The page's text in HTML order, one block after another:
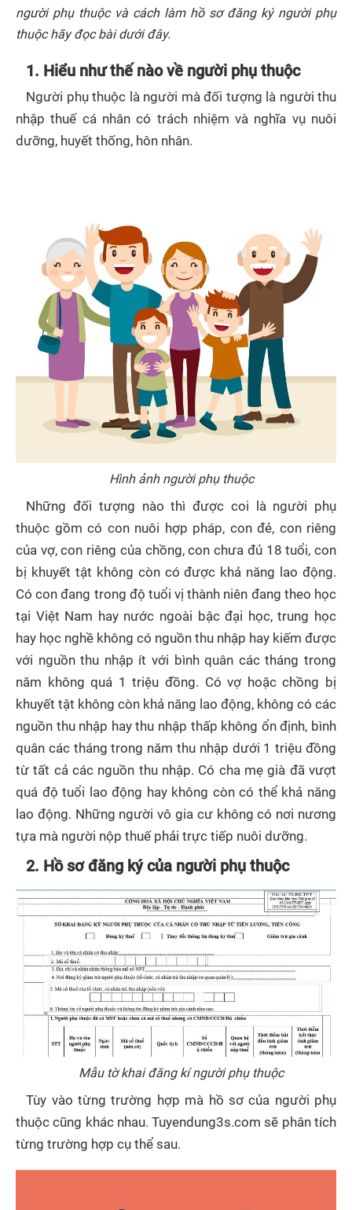
người phụ thuộc và cách làm hồ sơ đăng ký người phụ
thuộc hãy đọc bài dưới đây.
1. Hiểu như thế nào về người phụ thuộc
Người phụ thuộc là người mà đối tượng là người thu
nhập thuế cá nhân có trách nhiệm và nghĩa vụ nuôi
dưỡng, huyết thống, hôn nhân.
Hình ảnh người phụ thuộc
Những đối tượng nào thì được coi là người phụ
thuộc gồm có con nuôi hợp pháp, con đẻ, con riêng
của vợ, con riêng của chồng, con chưa đủ 18 tuổi, con
bị khuyết tật không còn có được khả năng lao động.
Có con đang trong độ tuổi vị thành niên đang theo học
tại Việt Nam hay nước ngoài bậc đại học, trung học
hay học nghề không có nguồn thu nhập hay kiếm được
với nguồn thu nhập ít với bình quân các tháng trong
năm không quá 1 triệu đồng. Có vợ hoặc chồng bị
khuyết tật không còn khả năng lao động, không có các
nguồn thu nhập hay thu nhập thấp không ổn định, bình
quân các tháng trong năm thu nhập dưới 1 triệu đồng
từ tất cả các nguồn thu nhập. Có cha mẹ già đã vượt
quá độ tuổi lao động hay không còn có thể khả năng
lao động. Những người vô gia cư không có nơi nương
tựa mà người nộp thuế phải trực tiếp nuôi dưỡng.
2. Hồ sơ đăng ký của người phụ thuộc
Mẫu tờ khai đăng kí người phụ thuộc
Tùy vào từng trường hợp mà hồ sơ của người phụ
thuộc cũng khác nhau. Tuyendung3s.com sẽ phân tích
từng trường hợp cụ thể sau.